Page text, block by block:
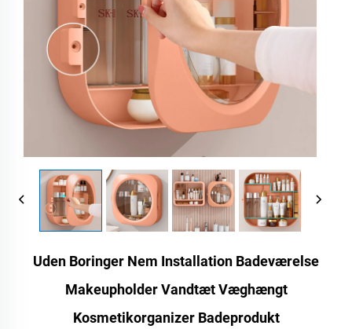
Uden Boringer Nem Installation Badeværelse
Makeupholder Vandtæt Væghængt
Kosmetikorganizer Badeprodukt